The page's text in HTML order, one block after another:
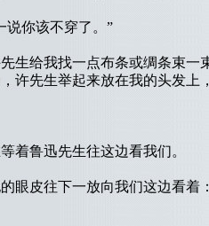
你该不穿了。”
给我找一点布条或绸条束一
许先生举起来放在我的头发上
鲁迅先生往这边看我们。
皮往下一放向我们这边看着：